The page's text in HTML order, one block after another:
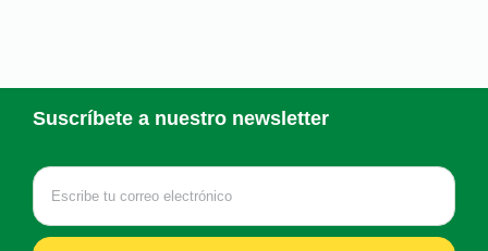
Suscríbete a nuestro newsletter